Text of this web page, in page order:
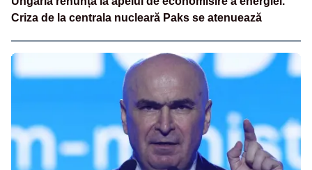
Criza de la centrala nucleară Paks se atenuează